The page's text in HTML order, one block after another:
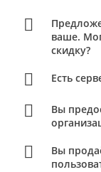
ваше.
скидку?
Есть
Вы
Вы